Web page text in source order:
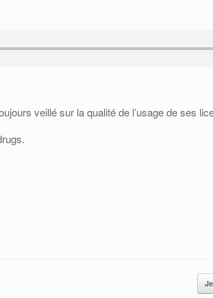
veillé sur la qualité de l’usage de ses